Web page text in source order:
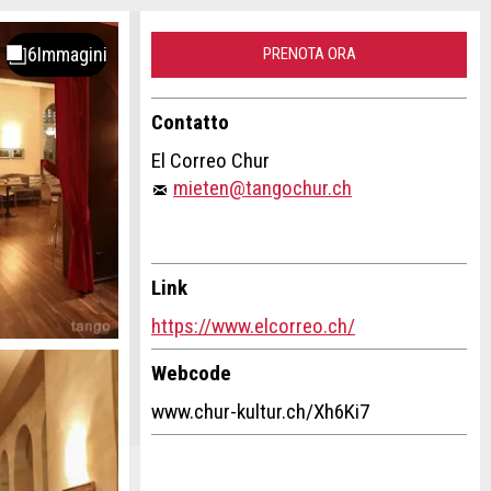
PRENOTA ORA
Contatto
El Correo Chur
mieten@tangochur.ch
Link
https://www.elcorreo.ch/
Webcode
www.chur-kultur.ch/Xh6Ki7